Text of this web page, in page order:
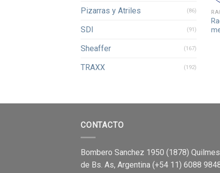
Pizarras y Atriles (86)
SDI (91)
Sheaffer (167)
TRAXX (192)
CONTACTO
Bombero Sanchez 1950 (1878)
de Bs. As, Argentina (+54 11) 6088